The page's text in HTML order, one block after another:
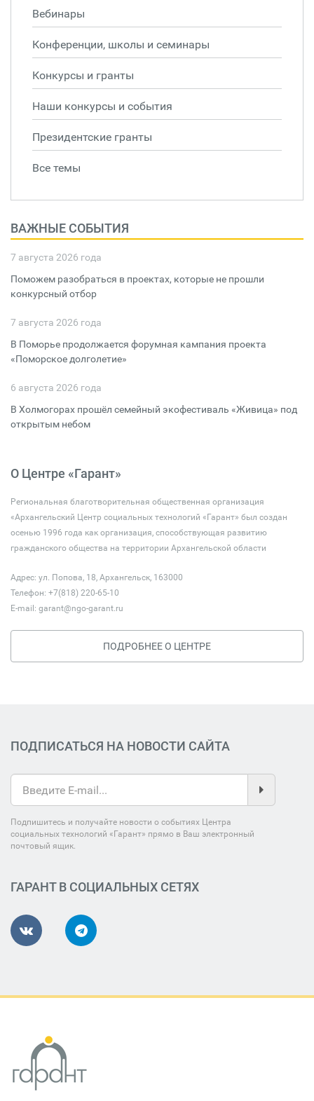
Вебинары
Конференции, школы и семинары
Конкурсы и гранты
Наши конкурсы и события
Президентские гранты
Все темы
ВАЖНЫЕ СОБЫТИЯ
7 августа 2026 года
Поможем разобраться в проектах, которые не прошли
конкурсный отбор
7 августа 2026 года
В Поморье продолжается форумная кампания проекта
«Поморское долголетие»
6 августа 2026 года
В Холмогорах прошёл семейный экофестиваль «Живица» под
открытым небом
О Центре «Гарант»
Региональная благотворительная общественная организация
«Архангельский Центр социальных технологий «Гарант» был создан
осенью 1996 года как организация, способствующая развитию
гражданского общества на территории Архангельской области
Адрес: ул. Попова, 18, Архангельск, 163000
Телефон: +7(818) 220-65-10
E-mail: garant@ngo-garant.ru
ПОДРОБНЕЕ О ЦЕНТРЕ
ПОДПИСАТЬСЯ НА НОВОСТИ САЙТА
Подпишитесь и получайте новости о событиях Центра
социальных технологий «Гарант» прямо в Ваш электронный
почтовый ящик.
ГАРАНТ В СОЦИАЛЬНЫХ СЕТЯХ